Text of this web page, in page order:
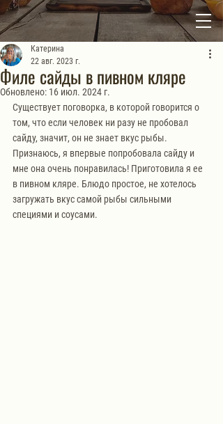
Филе сайды в пивном кляре
Катерина
22 авг. 2023 г.
Обновлено: 16 июл. 2024 г.
Существует поговорка, в которой говорится о
том, что если человек ни разу не пробовал
сайду, значит, он не знает вкус рыбы.
Признаюсь, я впервые попробовала сайду и
мне она очень понравилась! Приготовила я ее
в пивном кляре. Блюдо простое, не хотелось
загружать вкус самой рыбы сильными
специями и соусами.